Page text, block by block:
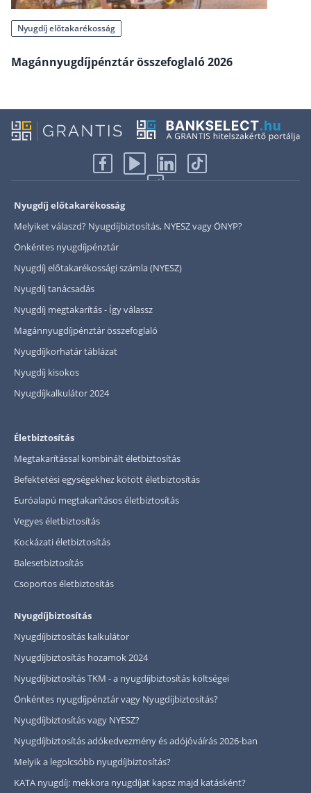
Rólunk
Nyugdíj előtakarékosság
Magánnyugdíjpénztár összefoglaló 2026
Nyugdíj előtakarékosság
Melyiket válaszd? Nyugdíjbiztosítás, NYESZ vagy ÖNYP?
Önkéntes nyugdíjpénztár
Nyugdíj előtakarékossági számla (NYESZ)
Nyugdíj tanácsadás
Nyugdíj megtakarítás - Így válassz
Magánnyugdíjpénztár összefoglaló
Nyugdíjkorhatár táblázat
Nyugdíj kisokos
Nyugdíjkalkulátor 2024
Életbiztosítás
Megtakarítással kombinált életbiztosítás
Befektetési egységekhez kötött életbiztosítás
Euróalapú megtakarításos életbiztosítás
Vegyes életbiztosítás
Kockázati életbiztosítás
Balesetbiztosítás
Csoportos életbiztosítás
Nyugdíjbiztosítás
Nyugdíjbiztosítás kalkulátor
Nyugdíjbiztosítás hozamok 2024
Nyugdíjbiztosítás TKM - a nyugdíjbiztosítás költségei
Önkéntes nyugdíjpénztár vagy Nyugdíjbiztosítás?
Nyugdíjbiztosítás vagy NYESZ?
Nyugdíjbiztosítás adókedvezmény és adójóváírás 2026-ban
Melyik a legolcsóbb nyugdíjbiztosítás?
KATA nyugdíj: mekkora nyugdíjat kapsz majd katásként?